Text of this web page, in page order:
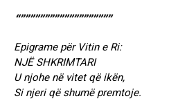
“”””””””””””””””””””
Epigrame për Vitin e Ri:
NJË SHKRIMTARI
U njohe në vitet që ikën,
Si njeri që shumë premtoje.